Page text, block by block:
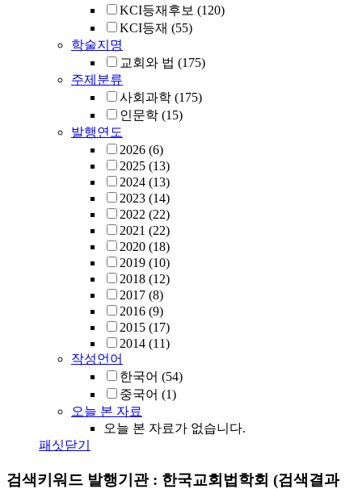
KCI등재후보 (120)
KCI등재 (55)
학술지명
교회와 법 (175)
주제분류
사회과학 (175)
인문학 (15)
발행연도
2026 (6)
2025 (13)
2024 (13)
2023 (14)
2022 (22)
2021 (22)
2020 (18)
2019 (10)
2018 (12)
2017 (8)
2016 (9)
2015 (17)
2014 (11)
작성언어
한국어 (54)
중국어 (1)
오늘 본 자료
오늘 본 자료가 없습니다.
패싯닫기
검색키워드 발행기관 : 한국교회법학회 (검색결과